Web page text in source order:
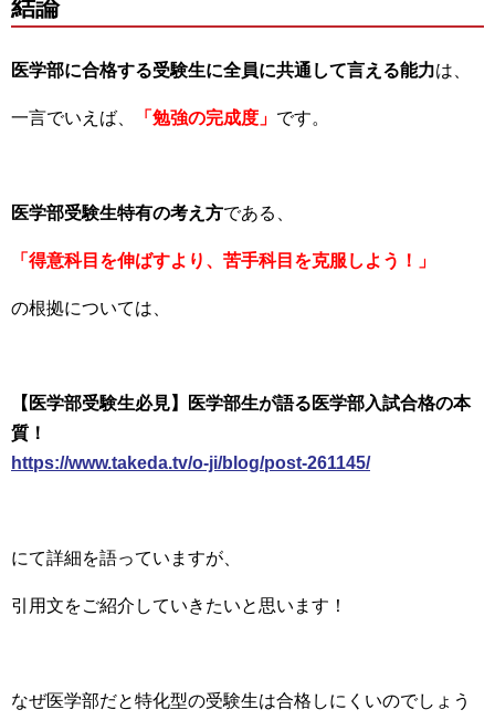
結論
医学部に合格する受験生に全員に共通して言える能力は、
一言でいえば、 「勉強の完成度」 です。
医学部受験生特有の考え方である、
「得意科目を伸ばすより、苦手科目を克服しよう！」
の根拠については、
【医学部受験生必見】医学部生が語る医学部入試合格の本
質！
https://www.takeda.tv/o-ji/blog/post-261145/
にて詳細を語っていますが、
引用文をご紹介していきたいと思います！
なぜ医学部だと特化型の受験生は合格しにくいのでしょう